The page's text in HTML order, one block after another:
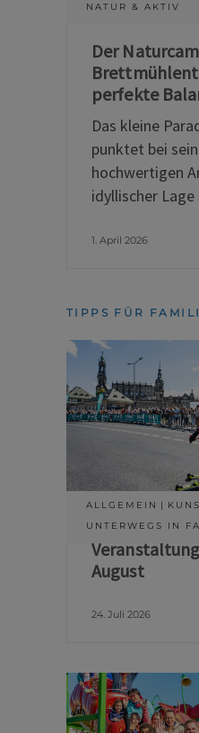
NATUR & AKTIV
Der
perfekte
Das kleine
punktet bei
hochwertigen
idyllischer Lage
1. April 2026
TIPPS FÜR
ALLGEMEIN
UNTERWEGS IN
August
24. Juli 2026